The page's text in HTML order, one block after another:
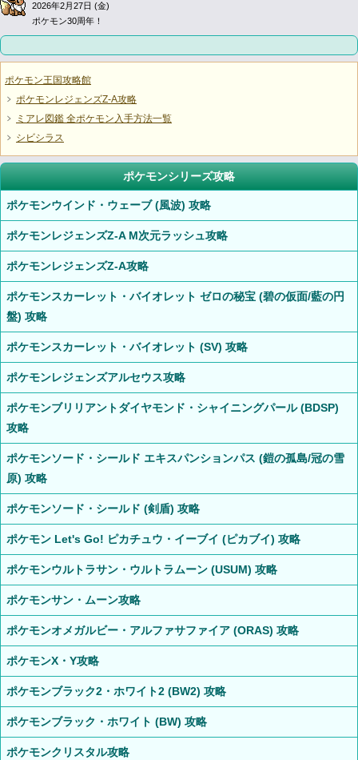
2026年2月27日 (金)
ポケモン30周年！
ポケモン王国攻略館
ポケモンレジェンズZ-A攻略
ミアレ図鑑 全ポケモン入手方法一覧
シビシラス
ポケモンシリーズ攻略
ポケモンウインド・ウェーブ (風波) 攻略
ポケモンレジェンズZ-A M次元ラッシュ攻略
ポケモンレジェンズZ-A攻略
ポケモンスカーレット・バイオレット ゼロの秘宝 (碧の仮面/藍の円
盤) 攻略
ポケモンスカーレット・バイオレット (SV) 攻略
ポケモンレジェンズアルセウス攻略
ポケモンブリリアントダイヤモンド・シャイニングパール (BDSP)
攻略
ポケモンソード・シールド エキスパンションパス (鎧の孤島/冠の雪
原) 攻略
ポケモンソード・シールド (剣盾) 攻略
ポケモン Let's Go! ピカチュウ・イーブイ (ピカブイ) 攻略
ポケモンウルトラサン・ウルトラムーン (USUM) 攻略
ポケモンサン・ムーン攻略
ポケモンオメガルビー・アルファサファイア (ORAS) 攻略
ポケモンX・Y攻略
ポケモンブラック2・ホワイト2 (BW2) 攻略
ポケモンブラック・ホワイト (BW) 攻略
ポケモンクリスタル攻略